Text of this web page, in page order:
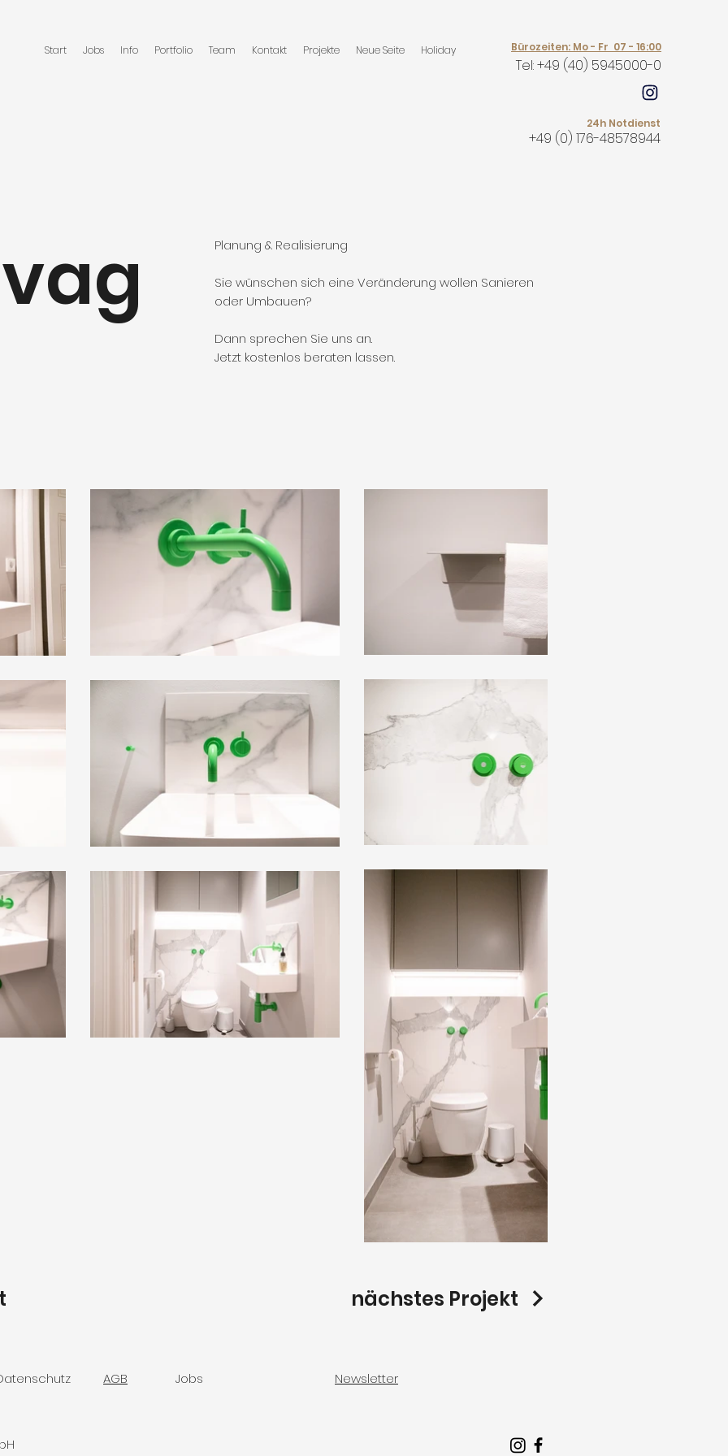
Start Jobs Info Portfolio Team Kontakt Projekte Neue Seite Holiday Bürozeiten: Mo - Fr 07 - 16:00
Tel: +49 (40) 5945000-0
24h Notdienst
+49 (0) 176-48578944
Planung & Realisierung
Sie wünschen sich eine Veränderung wollen Sanieren
oder Umbauen?
Dann sprechen Sie uns an.
Jetzt kostenlos beraten lassen.​
nächstes Projekt
AGB Jobs Newsletter